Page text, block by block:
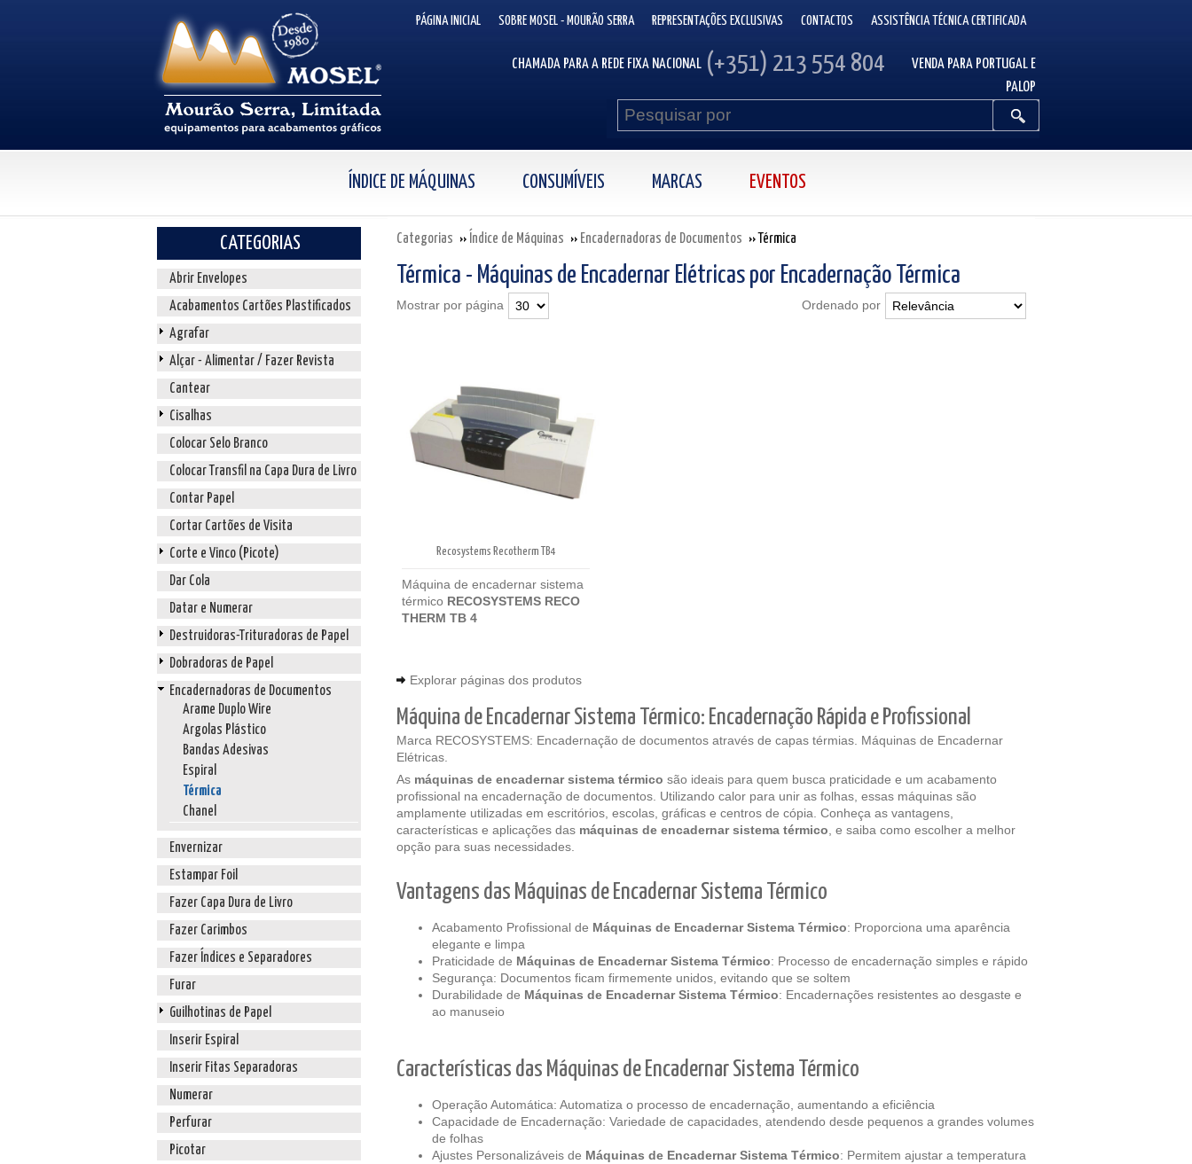
PÁGINA INICIAL SOBRE MOSEL - MOURÃO SERRA REPRESENTAÇÕES EXCLUSIVAS CONTACTOS ASSISTÊNCIA TÉCNICA CERTIFICADA
CHAMADA PARA A REDE FIXA NACIONAL (+351) 213 554 804
VENDA PARA PORTUGAL E
PALOP
ÍNDICE DE MÁQUINAS CONSUMÍVEIS MARCAS EVENTOS
CATEGORIAS
Abrir Envelopes
Acabamentos Cartões Plastificados
Agrafar
Alçar - Alimentar / Fazer Revista
Cantear
Cisalhas
Colocar Selo Branco
Colocar Transfil na Capa Dura de Livro
Contar Papel
Cortar Cartões de Visita
Corte e Vinco (Picote)
Dar Cola
Datar e Numerar
Destruidoras-Trituradoras de Papel
Dobradoras de Papel
Encadernadoras de Documentos
Arame Duplo Wire
Argolas Plástico
Bandas Adesivas
Espiral
Térmica
Chanel
Envernizar
Estampar Foil
Fazer Capa Dura de Livro
Fazer Carimbos
Fazer Índices e Separadores
Furar
Guilhotinas de Papel
Inserir Espiral
Inserir Fitas Separadoras
Numerar
Perfurar
Picotar
Categorias Índice de Máquinas Encadernadoras de Documentos Térmica
Térmica - Máquinas de Encadernar Elétricas por Encadernação Térmica
Mostrar por página Ordenado por
Recosystems Recotherm TB4
Máquina de encadernar sistema
térmico RECOSYSTEMS RECO
THERM TB 4
Explorar páginas dos produtos
Máquina de Encadernar Sistema Térmico: Encadernação Rápida e Profissional
Marca RECOSYSTEMS: Encadernação de documentos através de capas térmias. Máquinas de Encadernar
Elétricas.
As máquinas de encadernar sistema térmico são ideais para quem busca praticidade e um acabamento
profissional na encadernação de documentos. Utilizando calor para unir as folhas, essas máquinas são
amplamente utilizadas em escritórios, escolas, gráficas e centros de cópia. Conheça as vantagens,
características e aplicações das máquinas de encadernar sistema térmico , e saiba como escolher a melhor
opção para suas necessidades.
Vantagens das Máquinas de Encadernar Sistema Térmico
Acabamento Profissional de Máquinas de Encadernar Sistema Térmico: Proporciona uma aparência
elegante e limpa
Praticidade de Máquinas de Encadernar Sistema Térmico: Processo de encadernação simples e rápido
Segurança: Documentos ficam firmemente unidos, evitando que se soltem
Durabilidade de Máquinas de Encadernar Sistema Térmico: Encadernações resistentes ao desgaste e
ao manuseio
Características das Máquinas de Encadernar Sistema Térmico
Operação Automática: Automatiza o processo de encadernação, aumentando a eficiência
Capacidade de Encadernação: Variedade de capacidades, atendendo desde pequenos a grandes volumes
de folhas
Ajustes Personalizáveis de Máquinas de Encadernar Sistema Térmico: Permitem ajustar a temperatura